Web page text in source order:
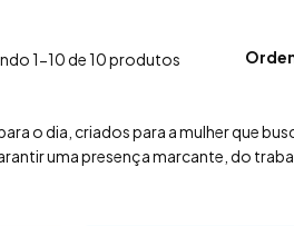
1-10 de 10 produtos
o dia, criados para a mulher que
uma presença marcante, do